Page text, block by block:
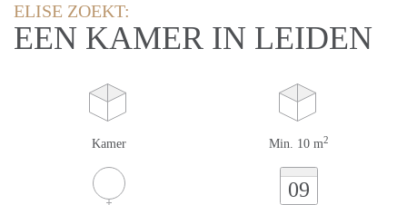
ELISE ZOEKT:
EEN KAMER IN LEIDEN
Kamer Min. 10 m2
09